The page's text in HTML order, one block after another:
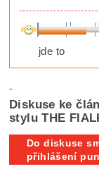
jde to
Diskuse ke
stylu THE
Do diskuse
přihlášení